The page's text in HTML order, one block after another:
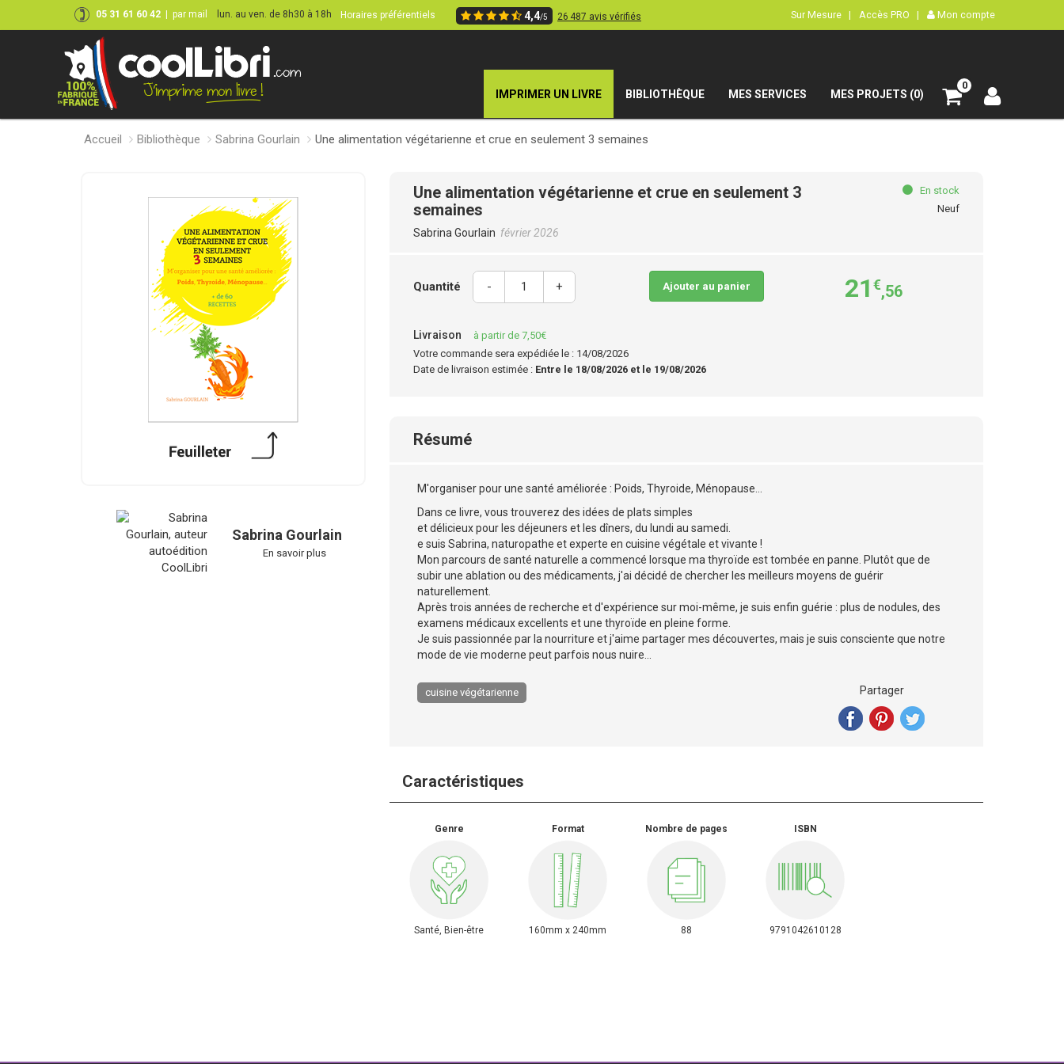
05 31 61 60 42 par mail lun. au ven. de 8h30 à 18h Horaires préférentiels 4,4/5 26 487 avis vérifiés Sur Mesure | Accès PRO | Mon compte
IMPRIMER UN LIVRE BIBLIOTHÈQUE MES SERVICES MES PROJETS (0)
0
Accueil Bibliothèque Sabrina Gourlain Une alimentation végétarienne et crue en seulement 3 semaines
Sabrina Gourlain
En savoir plus
Une alimentation végétarienne et crue en seulement 3
semaines
Sabrina Gourlain février 2026
En stock
Neuf
Quantité - + Ajouter au panier 21 €,56
Livraison
à partir de 7,50€
Votre commande sera expédiée le : 14/08/2026
Date de livraison estimée : Entre le 18/08/2026 et le 19/08/2026
Résumé
M'organiser pour une santé améliorée : Poids, Thyroide, Ménopause...
Dans ce livre, vous trouverez des idées de plats simples
et délicieux pour les déjeuners et les dîners, du lundi au samedi.
e suis Sabrina, naturopathe et experte en cuisine végétale et vivante !
Mon parcours de santé naturelle a commencé lorsque ma thyroïde est tombée en panne. Plutôt que de
subir une ablation ou des médicaments, j'ai décidé de chercher les meilleurs moyens de guérir
naturellement.
Après trois années de recherche et d'expérience sur moi-même, je suis enfin guérie : plus de nodules, des
examens médicaux excellents et une thyroïde en pleine forme.
Je suis passionnée par la nourriture et j'aime partager mes découvertes, mais je suis consciente que notre
mode de vie moderne peut parfois nous nuire...
cuisine végétarienne Partager
Caractéristiques
Genre
Santé, Bien-être
Format
160mm x 240mm
Nombre de pages
88
ISBN
9791042610128